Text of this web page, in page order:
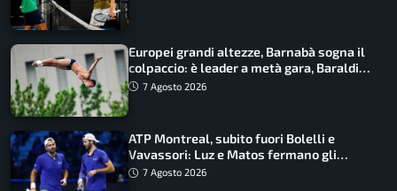
Europei grandi altezze, Barnabà sogna il
colpaccio: è leader a metà gara, Baraldi
ancora in corsa
7 Agosto 2026
ATP Montreal, subito fuori Bolelli e
Vavassori: Luz e Matos fermano gli
azzurri
7 Agosto 2026